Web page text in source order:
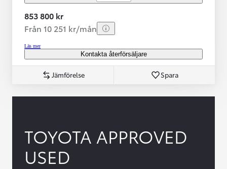
853 800 kr
Från 10 251 kr/mån
Läs mer
Kontakta återförsäljare
Jämförelse Spara
TOYOTA APPROVED
USED